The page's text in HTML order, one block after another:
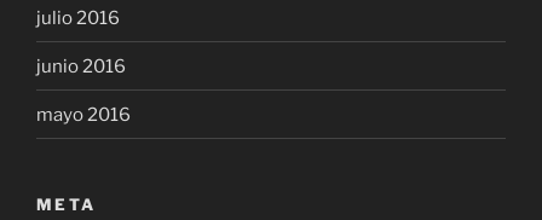
julio 2016
junio 2016
mayo 2016
META